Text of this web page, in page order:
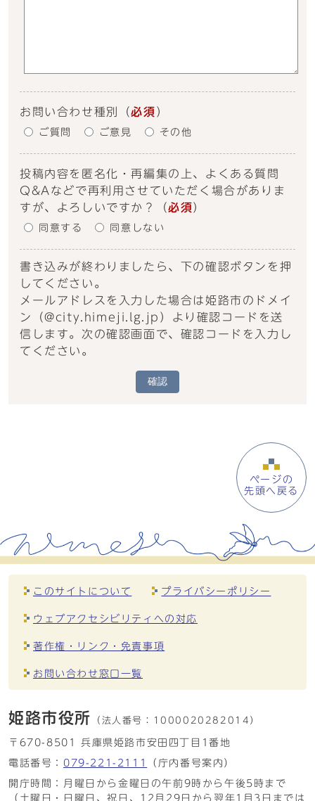
お問い合わせ種別 （必須 ）
ご質問 ご意見 その他
投稿内容を匿名化・再編集の上、よくある質問
Q&Aなどで再利用させていただく場合がありま
すが、よろしいですか？
（必須 ）
同意する 同意しない
書き込みが終わりましたら、下の確認ボタンを押
してください。
メールアドレスを入力した場合は姫路市のドメイ
ン（@city.himeji.lg.jp）より確認コードを送
信します。次の確認画面で、確認コードを入力し
てください。
確認
ページの
先頭へ戻る
このサイトについて プライバシーポリシー
ウェブアクセシビリティへの対応
著作権・リンク・免責事項
お問い合わせ窓口一覧
姫路市役所 （法人番号： 1000020282014）
〒670-8501 兵庫県姫路市安田四丁目1番地
電話番号： 079-221-2111
（庁内番号案内）
開庁時間：月曜日から金曜日の午前9時から午後5時まで
（土曜日・日曜日、祝日、12月29日から翌年1月3日までは